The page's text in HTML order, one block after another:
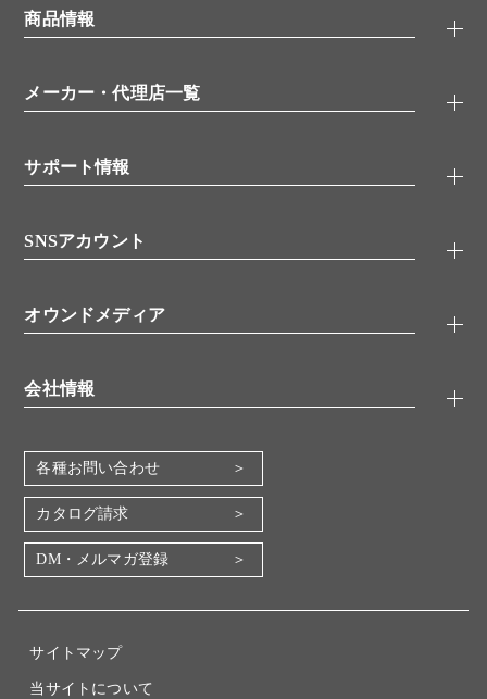
ELISA/ELISpot検索
品番検索
無料サンプル
ウェビナー （オンラインセミナー）
学会・展示スケジュール
商品情報
抗体
シグナル伝達
糖類／レクチン
分子生物
バイオメディカル(環境・食品)
機器・消耗品
メーカー・代理店一覧
代理店
サポート情報
アプリケーションノート
書類ダウンロード
SNSアカウント
YouTube
オウンドメディア
会社情報
会社概要
地図・アクセス（本社）
IR情報
電子公告
各種お問い合わせ
カタログ請求
DM・メルマガ登録
サイトマップ
当サイトについて